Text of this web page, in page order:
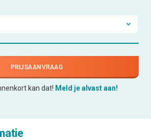
PRIJSAANVRAAG
kan dat! Meld je alvast aan!